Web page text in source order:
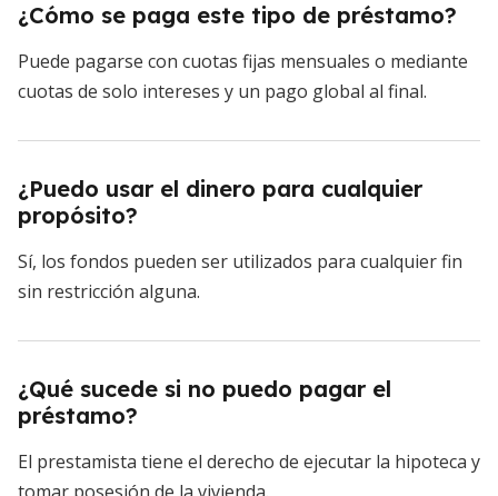
¿Cómo se paga este tipo de préstamo?
Puede pagarse con cuotas fijas mensuales o mediante
cuotas de solo intereses y un pago global al final.
¿Puedo usar el dinero para cualquier
propósito?
Sí, los fondos pueden ser utilizados para cualquier fin
sin restricción alguna.
¿Qué sucede si no puedo pagar el
préstamo?
El prestamista tiene el derecho de ejecutar la hipoteca y